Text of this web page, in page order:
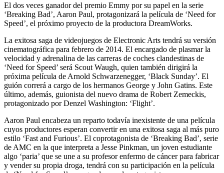
El dos veces ganador del premio Emmy por su papel en la serie
‘Breaking Bad’, Aaron Paul, protagonizará la película de ‘Need for
Speed’, el próximo proyecto de la productora DreamWorks.
La exitosa saga de videojuegos de Electronic Arts tendrá su versión
cinematográfica para febrero de 2014. El encargado de plasmar la
velocidad y adrenalina de las carreras de coches clandestinas de
‘Need for Speed’ será Scout Waugh, quien también dirigirá la
próxima película de Arnold Schwarzenegger, ‘Black Sunday’. El
guión correrá a cargo de los hermanos George y John Gatins. Este
último, además, guionista del nuevo drama de Robert Zemeckis,
protagonizado por Denzel Washington: ‘Flight’.
Aaron Paul encabeza un reparto todavía inexistente de una película
cuyos productores esperan convertir en una exitosa saga al más puro
estilo ‘Fast and Furious’. El coprotagonista de ‘Breaking Bad’, serie
de AMC en la que interpreta a Jesse Pinkman, un joven estudiante
algo ‘paria’ que se une a su profesor enfermo de cáncer para fabricar
y vender su propia droga, tendrá con su participación en la película